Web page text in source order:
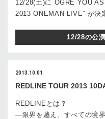
12/28(土)に OGRE YOU
2013 ONEMAN LIVE” が決
12/28の公
2013.10.01
REDLINE TOUR 2013
REDLINEとは？
—限界を越え、すべての境